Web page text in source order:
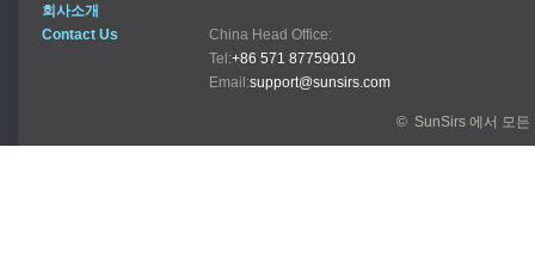
회사소개
Contact Us
China Head Office:
Tel:+86 571 87759010
Email:support@sunsirs.com
© SunSirs 에서 모